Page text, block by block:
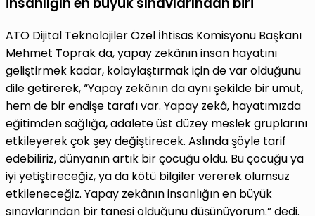
ATO Dijital Teknolojiler Özel İhtisas Komisyonu Başkanı
Mehmet Toprak da, yapay zekânın insan hayatını
geliştirmek kadar, kolaylaştırmak için de var olduğunu
dile getirerek, “Yapay zekânın da aynı şekilde bir umut,
hem de bir endişe tarafı var. Yapay zekâ, hayatımızda
eğitimden sağlığa, adalete üst düzey meslek gruplarını
etkileyerek çok şey değiştirecek. Aslında şöyle tarif
edebiliriz, dünyanın artık bir çocuğu oldu. Bu çocuğu ya
iyi yetiştireceğiz, ya da kötü bilgiler vererek olumsuz
etkileneceğiz. Yapay zekânın insanlığın en büyük
sınavlarından bir tanesi olduğunu düşünüyorum.” dedi.